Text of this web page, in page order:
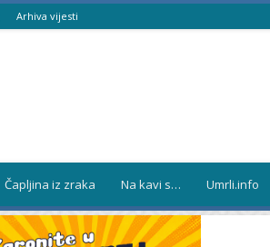
Arhiva vijesti
Čapljina iz zraka Na kavi s… Umrli.info